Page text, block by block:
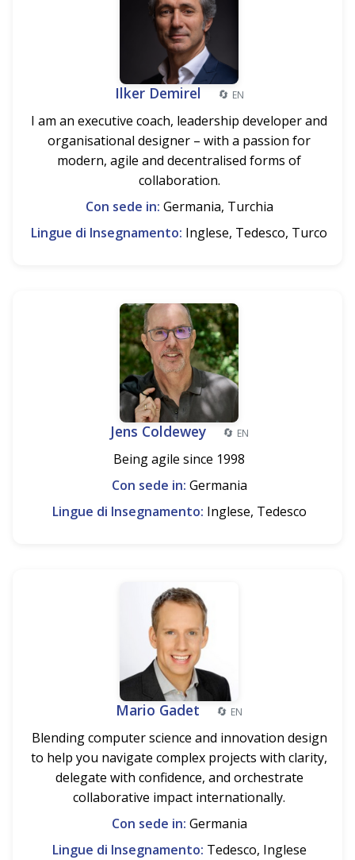
Ilker Demirel 🔄 EN
I am an executive coach, leadership developer and
organisational designer – with a passion for
modern, agile and decentralised forms of
collaboration.
Con sede in: Germania, Turchia
Lingue di Insegnamento: Inglese, Tedesco, Turco
Jens Coldewey 🔄 EN
Being agile since 1998
Con sede in: Germania
Lingue di Insegnamento: Inglese, Tedesco
Mario Gadet 🔄 EN
Blending computer science and innovation design
to help you navigate complex projects with clarity,
delegate with confidence, and orchestrate
collaborative impact internationally.
Con sede in: Germania
Lingue di Insegnamento: Tedesco, Inglese